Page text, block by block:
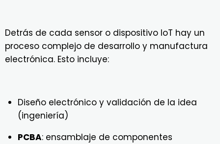
Detrás de cada sensor o dispositivo IoT hay un
proceso complejo de desarrollo y manufactura
electrónica. Esto incluye:
Diseño electrónico y validación de la idea
(ingeniería)
PCBA: ensamblaje de componentes